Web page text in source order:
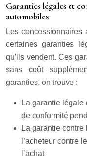
Garanties légales et
automobiles
Les concessionnaires
certaines garanties
qu’ils vendent. Ces
sans coût
garanties, on trouve :
La garantie légale
de conformité
La garantie
l’acheteur contre
l’achat